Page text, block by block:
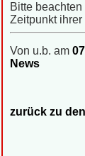
Bitte
Zeitpunkt
Von u.b. am
News
zurück zu